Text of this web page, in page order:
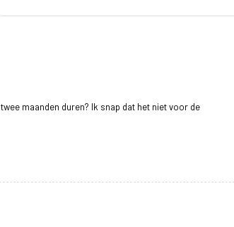
maanden duren? Ik snap dat het niet voor de